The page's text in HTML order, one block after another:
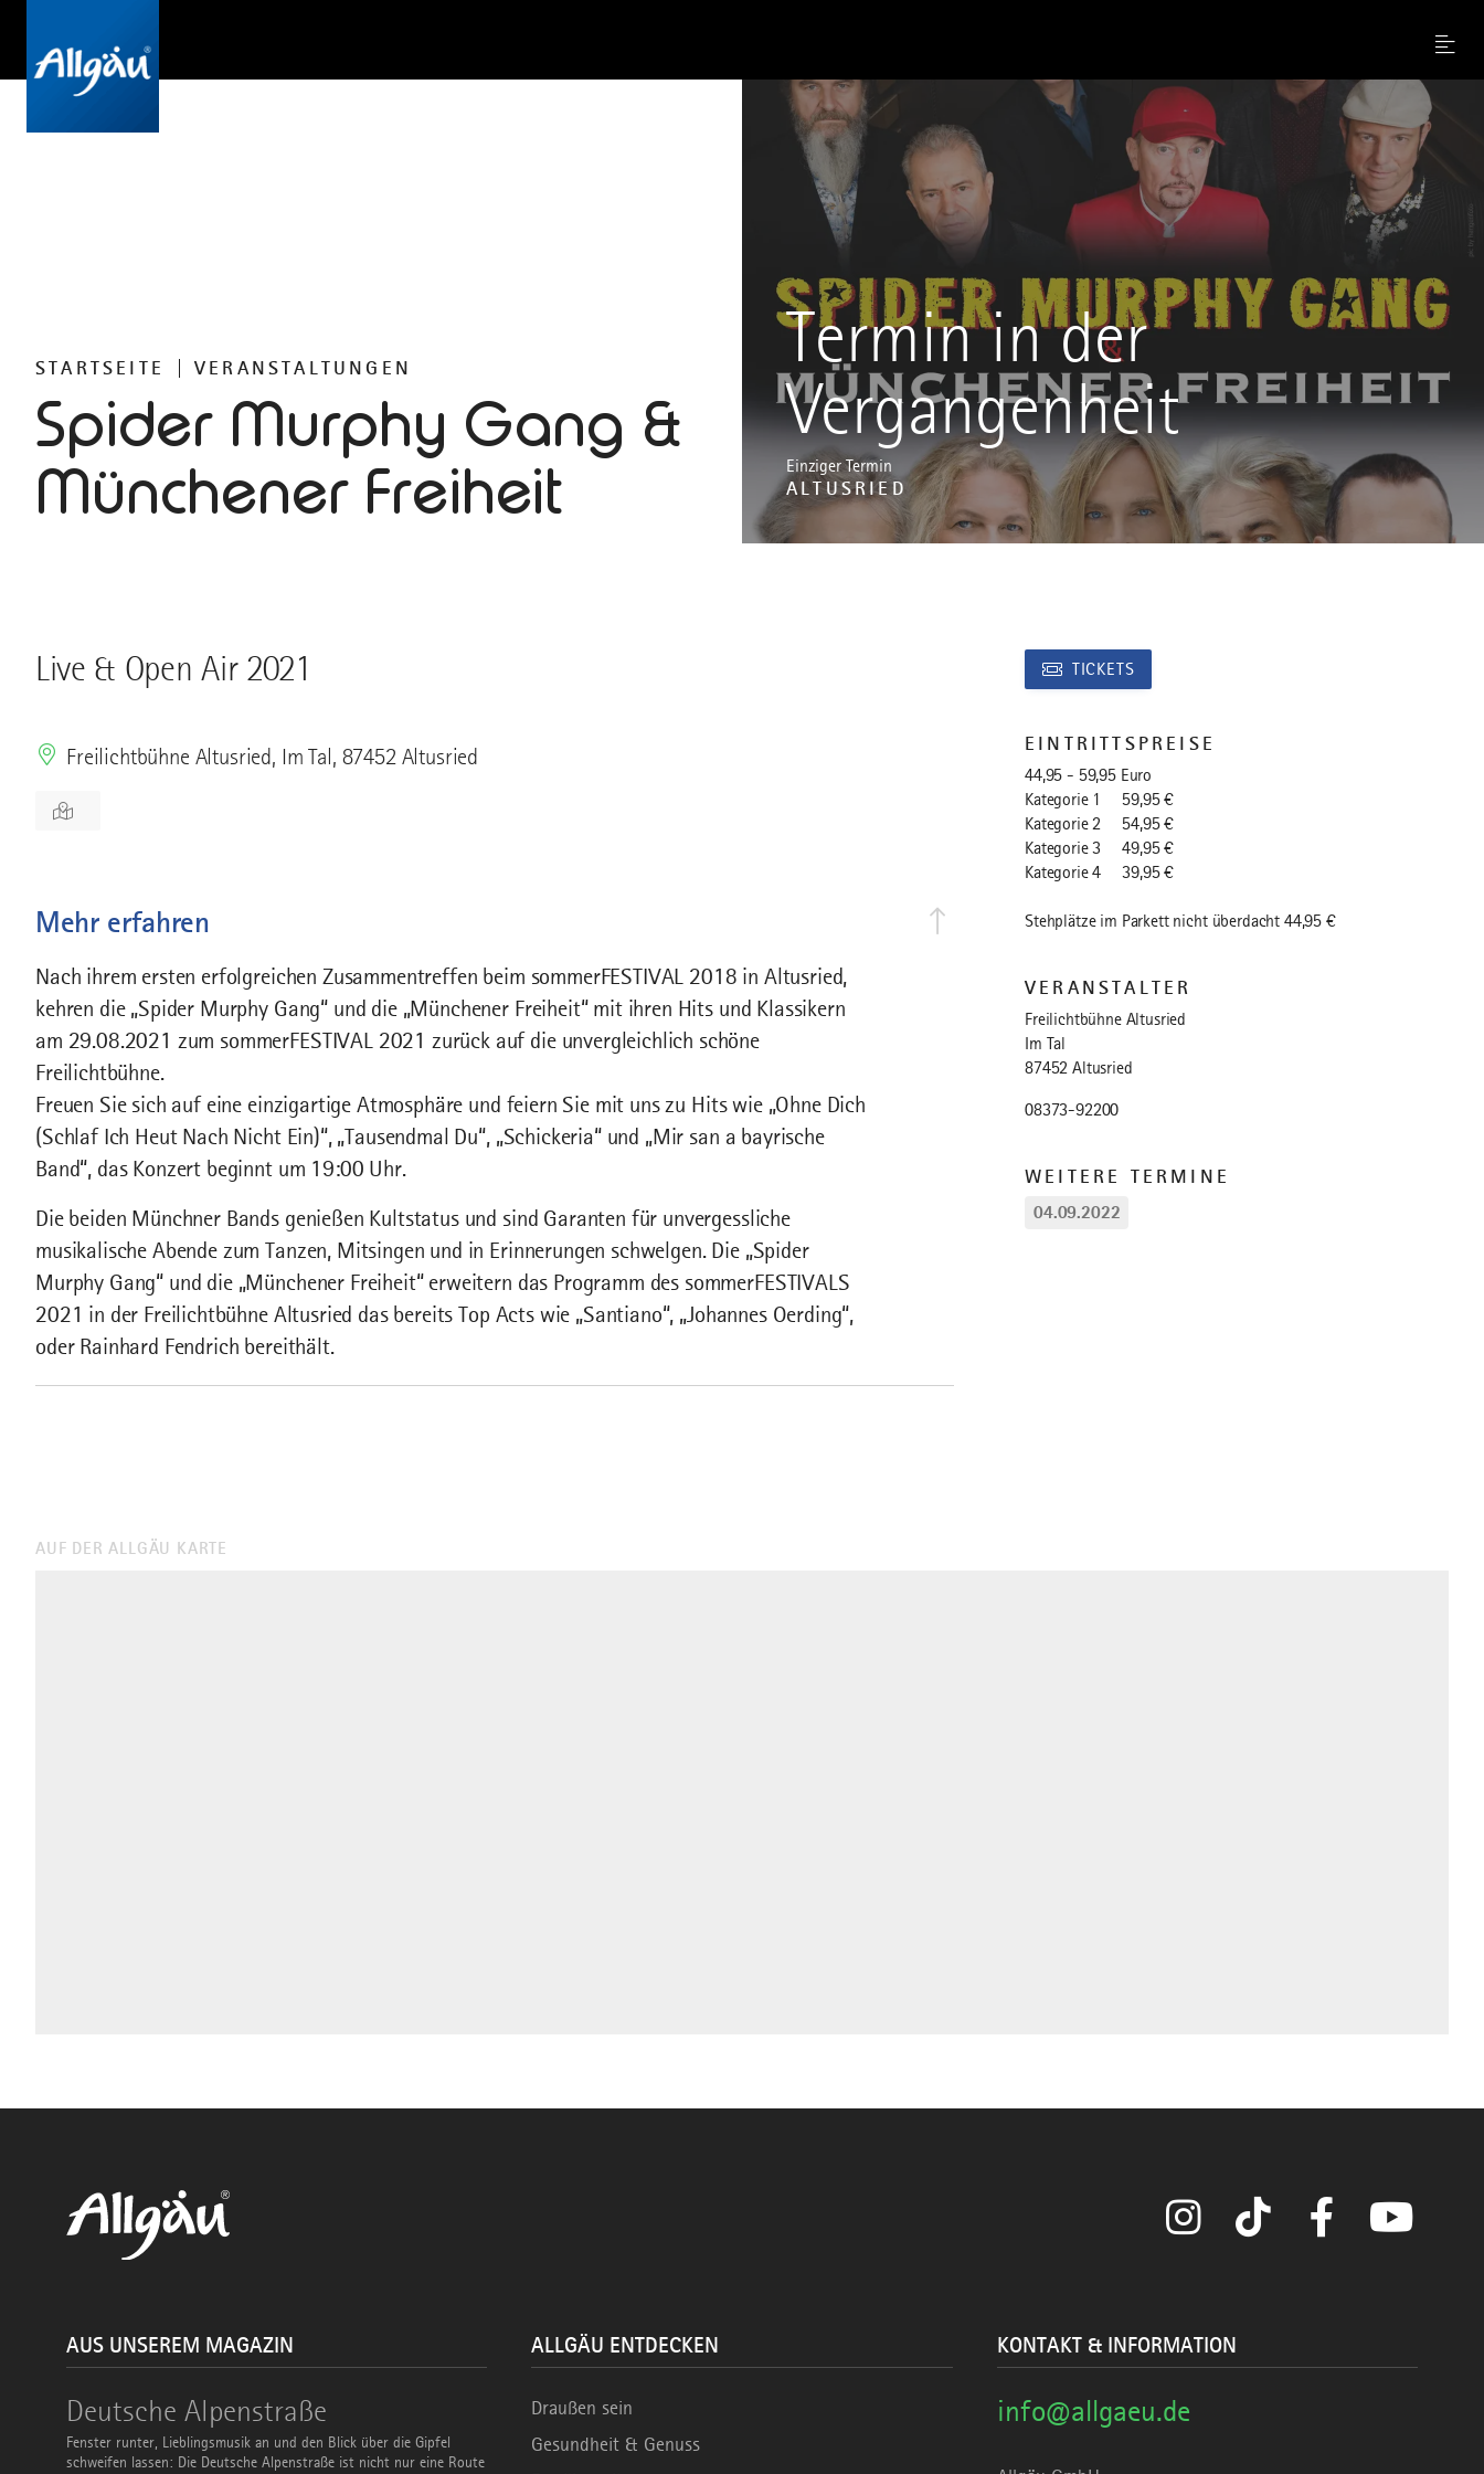
Menu
STARTSEITE VERANSTALTUNGEN
Spider Murphy Gang &
Münchener Freiheit
Termin in der
Vergangenheit
Einziger Termin
ALTUSRIED
Live & Open Air 2021
Freilichtbühne Altusried, Im Tal, 87452 Altusried
Mehr erfahren
Nach ihrem ersten erfolgreichen Zusammentreffen beim sommerFESTIVAL 2018 in Altusried,
kehren die „Spider Murphy Gang“ und die „Münchener Freiheit“ mit ihren Hits und Klassikern
am 29.08.2021 zum sommerFESTIVAL 2021 zurück auf die unvergleichlich schöne
Freilichtbühne.
Freuen Sie sich auf eine einzigartige Atmosphäre und feiern Sie mit uns zu Hits wie „Ohne Dich
(Schlaf Ich Heut Nach Nicht Ein)“, „Tausendmal Du“, „Schickeria“ und „Mir san a bayrische
Band“, das Konzert beginnt um 19:00 Uhr.
Die beiden Münchner Bands genießen Kultstatus und sind Garanten für unvergessliche
musikalische Abende zum Tanzen, Mitsingen und in Erinnerungen schwelgen. Die „Spider
Murphy Gang“ und die „Münchener Freiheit“ erweitern das Programm des sommerFESTIVALS
2021 in der Freilichtbühne Altusried das bereits Top Acts wie „Santiano“, „Johannes Oerding“,
oder Rainhard Fendrich bereithält.
TICKETS
EINTRITTSPREISE
44,95 - 59,95 Euro
Kategorie 1 59,95 €
Kategorie 2 54,95 €
Kategorie 3 49,95 €
Kategorie 4 39,95 €
Stehplätze im Parkett nicht überdacht 44,95 €
VERANSTALTER
Freilichtbühne Altusried
Im Tal
87452 Altusried
08373-92200
WEITERE TERMINE
04.09.2022
AUF DER ALLGÄU KARTE
Instagram TikTok Facebook
AUS UNSEREM MAGAZIN
Deutsche Alpenstraße
Fenster runter, Lieblingsmusik an und den Blick über die Gipfel
schweifen lassen: Die Deutsche Alpenstraße ist nicht nur eine Route
Deutsche
Alpenstraße
ALLGÄU ENTDECKEN
Draußen sein
Gesundheit & Genuss
KONTAKT & INFORMATION
info@allgaeu.de